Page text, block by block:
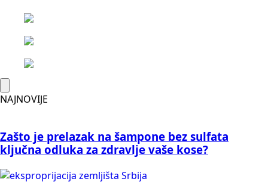
NAJNOVIJE
Zašto je prelazak na šampone bez sulfata
ključna odluka za zdravlje vaše kose?